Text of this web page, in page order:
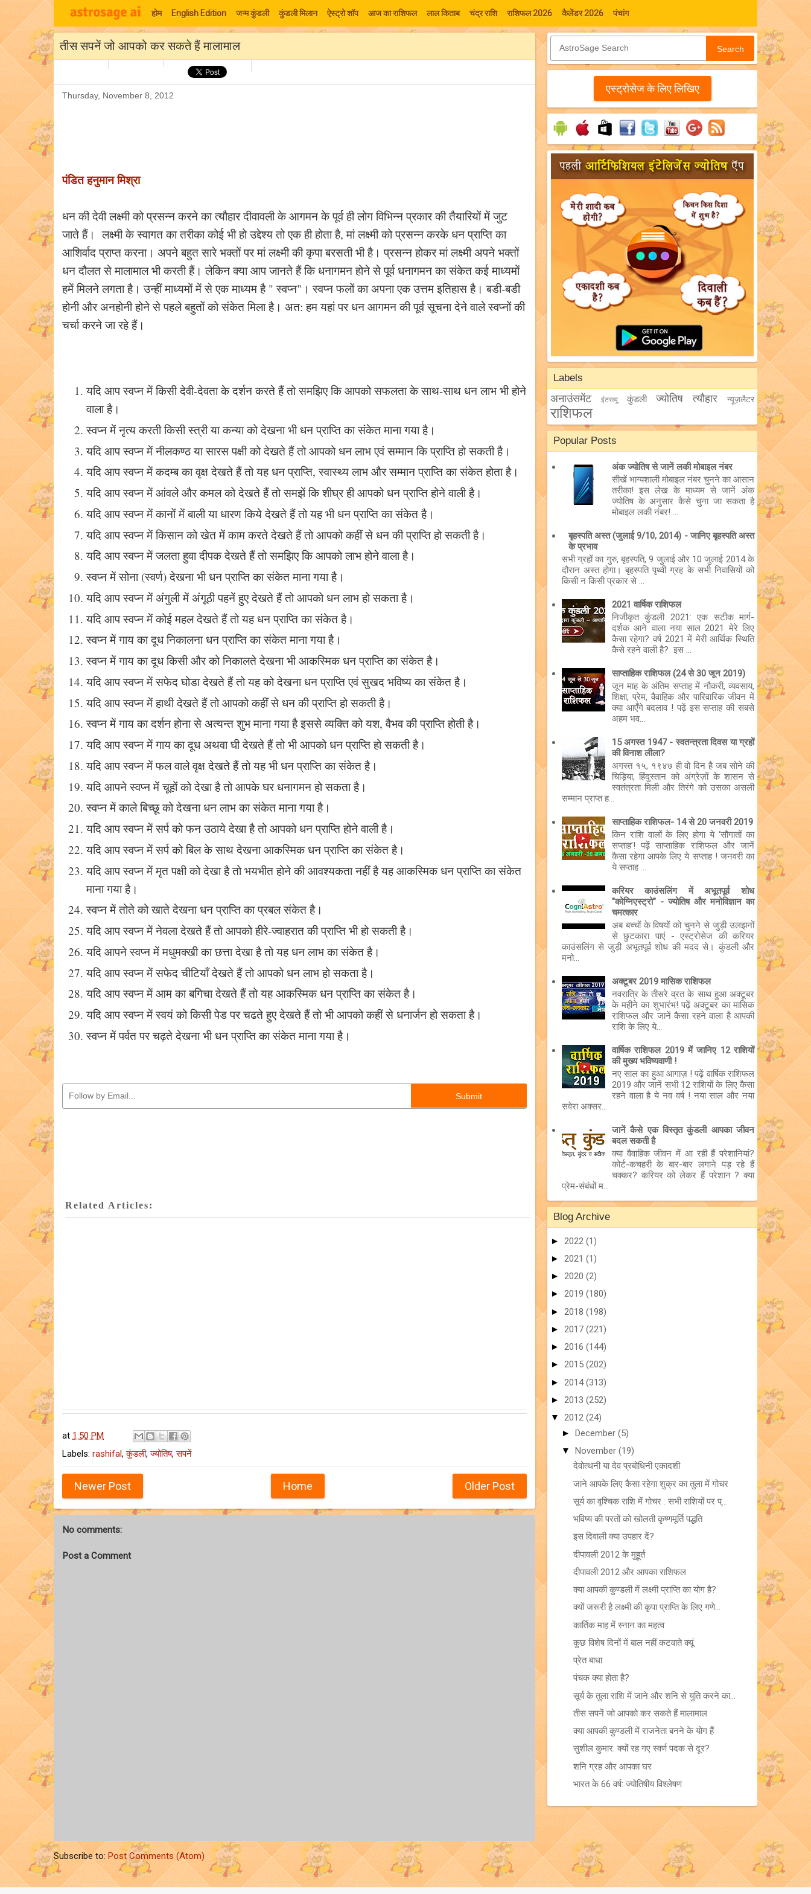
होम English Edition जन्म कुंडली कुंडली मिलान ऐस्ट्रो शॉप आज का राशिफल लाल किताब चंद्र राशि राशिफल 2026 कैलेंडर 2026 पंचांग
तीस सपनें जो आपको कर सकते हैं मालामाल
Thursday, November 8, 2012
पंडित हनुमान मिश्रा
धन की देवी लक्ष्मी को प्रसन्न करने का त्यौहार दीवावली के आगमन के पूर्व ही लोग विभिन्न प्रकार की तैयारियों में जुट
जाते हैं। लक्ष्मी के स्वागत का तरीका कोई भी हो उद्देश्य तो एक ही होता है, मां लक्ष्मी को प्रसन्न करके धन प्राप्ति का
आशिर्वाद प्राप्त करना। अपने बहुत सारे भक्तों पर मां लक्ष्मी की कृपा बरसती भी है। प्रसन्न होकर मां लक्ष्मी अपने भक्तों
धन दौलत से मालामाल भी करती हैं। लेकिन क्या आप जानते हैं कि धनागमन होने से पूर्व धनागमन का संकेत कई माध्यमों
हमें मिलने लगता है। उन्हीं माध्यमों में से एक माध्यम है " स्वप्न"। स्वप्न फलों का अपना एक उत्तम इतिहास है। बडी-बडी
होनी और अनहोनी होने से पहले बहुतों को संकेत मिला है। अत: हम यहां पर धन आगमन की पूर्व सूचना देने वाले स्वप्नों की
चर्चा करने जा रहे हैं।
यदि आप स्वप्न में किसी देवी-देवता के दर्शन करते हैं तो समझिए कि आपको सफलता के साथ-साथ धन लाभ भी होने
वाला है।
स्वप्न में नृत्य करती किसी स्त्री या कन्या को देखना भी धन प्राप्ति का संकेत माना गया है।
यदि आप स्वप्न में नीलकण्ठ या सारस पक्षी को देखते हैं तो आपको धन लाभ एवं सम्मान कि प्राप्ति हो सकती है।
यदि आप स्वप्न में कदम्ब का वृक्ष देखते हैं तो यह धन प्राप्ति, स्वास्थ्य लाभ और सम्मान प्राप्ति का संकेत होता है।
यदि आप स्वप्न में आंवले और कमल को देखते हैं तो समझें कि शीघ्र ही आपको धन प्राप्ति होने वाली है।
यदि आप स्वप्न में कानों में बाली या धारण किये देखते हैं तो यह भी धन प्राप्ति का संकेत है।
यदि आप स्वप्न में किसान को खेत में काम करते देखते हैं तो आपको कहीं से धन की प्राप्ति हो सकती है।
यदि आप स्वप्न में जलता हुवा दीपक देखते हैं तो समझिए कि आपको लाभ होने वाला है।
स्वप्न में सोना (स्वर्ण) देखना भी धन प्राप्ति का संकेत माना गया है।
यदि आप स्वप्न में अंगुली में अंगूठी पहनें हुए देखते हैं तो आपको धन लाभ हो सकता है।
यदि आप स्वप्न में कोई महल देखते हैं तो यह धन प्राप्ति का संकेत है।
स्वप्न में गाय का दूध निकालना धन प्राप्ति का संकेत माना गया है।
स्वप्न में गाय का दूध किसी और को निकालते देखना भी आकस्मिक धन प्राप्ति का संकेत है।
यदि आप स्वप्न में सफेद घोडा देखते हैं तो यह को देखना धन प्राप्ति एवं सुखद भविष्य का संकेत है।
यदि आप स्वप्न में हाथी देखते हैं तो आपको कहीं से धन की प्राप्ति हो सकती है।
स्वप्न में गाय का दर्शन होना से अत्यन्त शुभ माना गया है इससे व्यक्ति को यश, वैभव की प्राप्ति होती है।
यदि आप स्वप्न में गाय का दूध अथवा घी देखते हैं तो भी आपको धन प्राप्ति हो सकती है।
यदि आप स्वप्न में फल वाले वृक्ष देखते हैं तो यह भी धन प्राप्ति का संकेत है।
यदि आपने स्वप्न में चूहों को देखा है तो आपके घर धनागमन हो सकता है।
स्वप्न में काले बिच्छू को देखना धन लाभ का संकेत माना गया है।
यदि आप स्वप्न में सर्प को फन उठाये देखा है तो आपको धन प्राप्ति होने वाली है।
यदि आप स्वप्न में सर्प को बिल के साथ देखना आकस्मिक धन प्राप्ति का संकेत है।
यदि आप स्वप्न में मृत पक्षी को देखा है तो भयभीत होने की आवश्यकता नहीं है यह आकस्मिक धन प्राप्ति का संकेत
माना गया है।
स्वप्न में तोते को खाते देखना धन प्राप्ति का प्रबल संकेत है।
यदि आप स्वप्न में नेवला देखते हैं तो आपको हीरे-ज्वाहरात की प्राप्ति भी हो सकती है।
यदि आपने स्वप्न में मधुमक्खी का छत्ता देखा है तो यह धन लाभ का संकेत है।
यदि आप स्वप्न में सफेद चीटियाँ देखते हैं तो आपको धन लाभ हो सकता है।
यदि आप स्वप्न में आम का बगिचा देखते हैं तो यह आकस्मिक धन प्राप्ति का संकेत है।
यदि आप स्वप्न में स्वयं को किसी पेड पर चढते हुए देखते हैं तो भी आपको कहीं से धनार्जन हो सकता है।
स्वप्न में पर्वत पर चढ़ते देखना भी धन प्राप्ति का संकेत माना गया है।
Related Articles:
at 1:50 PM
Labels: rashifal,कुंडली,ज्योतिष,सपनें
Newer Post Older Post
Home
No comments:
Post a Comment
Subscribe to:Post Comments (Atom)
Search
एस्‍ट्रोसेज के लिए लिखिए
Labels
अनाउंसमेंट इंटरव्यू कुंडली ज्योतिष त्यौहार न्यूज़लैटर
राशिफल
Popular Posts
अंक ज्योतिष से जानें लकी मोबाइल नंबर
सीखें भाग्यशाली मोबाइल नंबर चुनने का आसान
तरीका! इस लेख के माध्यम से जानें अंक
ज्योतिष के अनुसार कैसे चुना जा सकता है
मोबाइल लकी नंबर! ...
बृहस्पति अस्त (जुलाई 9/10, 2014) - जानिए बृहस्पति अस्त
के प्रभाव
सभी ग्रहों का गुरु, बृहस्पति, 9 जुलाई और 10 जुलाई 2014 के
दौरान अस्त होगा। बृहस्पति पृथ्वी ग्रह के सभी निवासियों को
किसी न किसी प्रकार से ...
2021 वार्षिक राशिफल
निजीकृत कुंडली 2021: एक सटीक मार्ग-
दर्शक आने वाला नया साल 2021 मेरे लिए
कैसा रहेगा? वर्ष 2021 में मेरी आर्थिक स्थिति
कैसे रहने वाली है? इस ...
साप्ताहिक राशिफल (24 से 30 जून 2019)
जून माह के अंतिम सप्ताह में नौकरी, व्यवसाय,
शिक्षा, प्रेम, वैवाहिक और पारिवारिक जीवन में
क्या आएँगे बदलाव ! पढ़ें इस सप्ताह की सबसे
अहम भव...
15 अगस्त 1947 - स्वतन्त्रता दिवस या ग्रहों
की विनाश लीला?
अगस्त १५, १९४७ ही वो दिन है जब सोने की
चिड़िया, हिंदुस्तान को अंग्रेज़ों के शासन से
स्वतंत्रता मिली और तिरंगे को उसका असली
सम्मान प्राप्त ह...
साप्ताहिक राशिफल- 14 से 20 जनवरी 2019
किन राशि वालों के लिए होगा ये ‘सौगातों का
सप्ताह’! पढ़ें साप्ताहिक राशिफल और जानें
कैसा रहेगा आपके लिए ये सप्ताह ! जनवरी का
ये सप्ताह ...
करियर काउंसलिंग में अभूतपूर्व शोध
"कोग्निएस्ट्रो" - ज्योतिष और मनोविज्ञान का
चमत्कार
अब बच्चों के विषयों को चुनने से जुड़ी उलझनों
से छुटकारा पाएं - एस्ट्रोसेज की करियर
काउंसलिंग से जुड़ी अभूतपूर्व शोध की मदद से। कुंडली और
मनो...
अक्टूबर 2019 मासिक राशिफल
नवरात्रि के तीसरे व्रत के साथ हुआ अक्टूबर
के महीने का शुभारंभ! पढ़ें अक्टूबर का मासिक
राशिफल और जानें कैसा रहने वाला है आपकी
राशि के लिए ये...
वार्षिक राशिफल 2019 में जानिए 12 राशियों
की मुख्य भविष्यवाणी !
नए साल का हुआ आगाज़ ! पढ़ें वार्षिक राशिफल
2019 और जानें सभी 12 राशियों के लिए कैसा
रहने वाला है ये नव वर्ष ! नया साल और नया
सवेरा अक्सर...
जानें कैसे एक विस्तृत कुंडली आपका जीवन
बदल सकती है
क्या वैवाहिक जीवन में आ रही हैं परेशानियां?
कोर्ट-कचहरी के बार-बार लगाने पड़ रहे हैं
चक्कर? करियर को लेकर हैं परेशान ? क्या
प्रेम-संबंधों म...
Blog Archive
► 2022 (1)
► 2021 (1)
► 2020 (2)
► 2019 (180)
► 2018 (198)
► 2017 (221)
► 2016 (144)
► 2015 (202)
► 2014(313)
► 2013 (252)
▼ 2012 (24)
► December (5)
▼ November (19)
देवोत्थनी या देव प्रबोधिनी एकादशी
जाने आपके लिए कैसा रहेगा शुक्र का तुला में गोचर
सूर्य का वृश्चिक राशि में गोचर : सभी राशियों पर प्...
भविष्‍य की परतों को खोलती कृष्णमूर्ति पद्धति
इस दिवाली क्या उपहार दें?
दीपावली 2012 के मुहूर्त
दीपावली 2012 और आपका राशिफल
क्या आपकी कुण्‍डली में लक्ष्मी प्राप्ति का योग है?
क्यों जरूरी है लक्ष्मी की कृपा प्राप्ति के लिए गणे...
कार्तिक माह में स्नान का महत्‍व
कुछ विशेष दिनों में बाल नहीं कटवाते क्यूं
प्रेत बाधा
पंचक क्या होता है?
सूर्य के तुला राशि में जाने और शनि से युति करने का...
तीस सपनें जो आपको कर सकते हैं मालामाल
क्या आपकी कुण्डली में राजनेता बनने के योग हैं
सुशील कुमार: क्‍यों रह गए स्‍वर्ण पदक से दूर?
शनि ग्रह और आपका घर
भारत के 66 वर्ष: ज्‍योतिषीय विश्‍लेषण